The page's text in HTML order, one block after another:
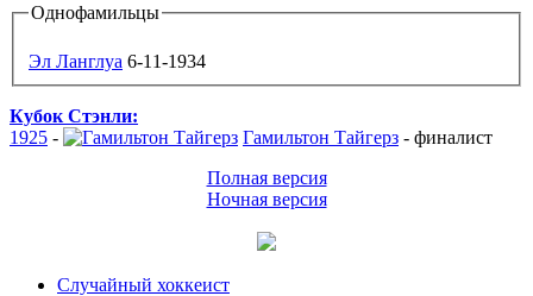
Однофамильцы
Эл Ланглуа 6-11-1934
Кубок Стэнли:
1925 - Гамильтон Тайгерз - финалист
Полная версия
Ночная версия
Случайный хоккеист